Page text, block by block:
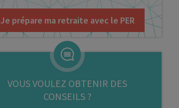
Je prépare ma retraite avec le PER
VOUS VOULEZ OBTENIR DES
CONSEILS ?